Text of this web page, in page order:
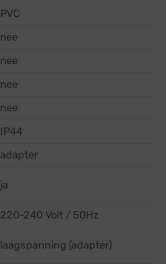
PVC
nee
nee
nee
nee
IP44
adapter
ja
220-240 Volt / 50Hz
laagspanning (adapter)